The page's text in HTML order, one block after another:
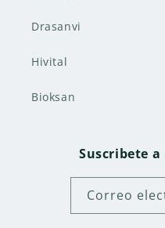
Drasanvi
Hivital
Bioksan
Suscribete
Correo